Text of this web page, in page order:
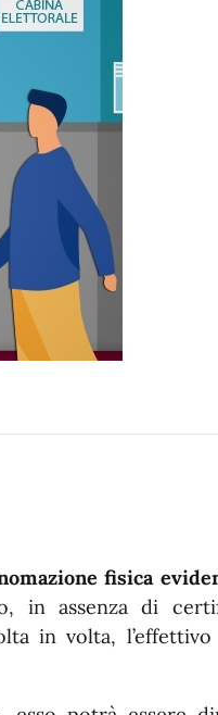
fisica
in assenza di
in volta,